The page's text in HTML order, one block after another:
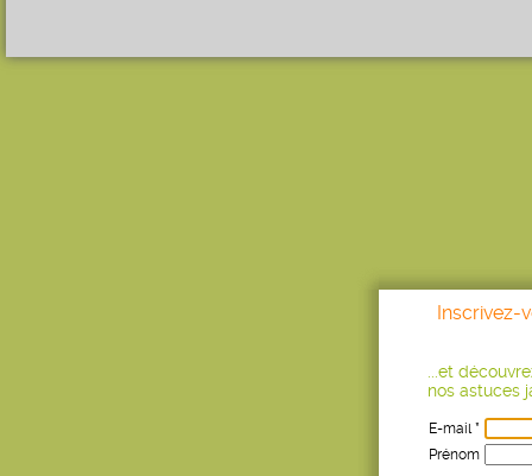
Inscrivez-
...et
nos astuces
E-mail *
Prénom